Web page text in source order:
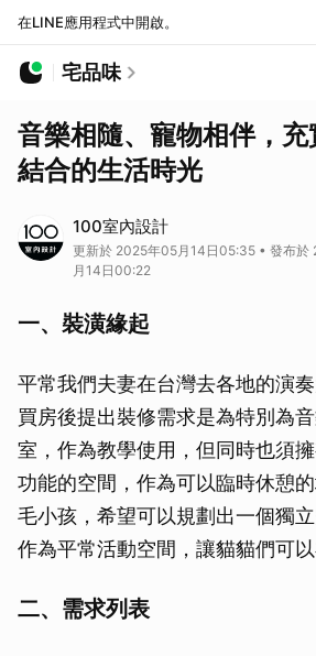
在LINE應用程式中開啟。
宅品味
音樂相隨、寵物相伴，
結合的生活時光
100室內設計
更新於 2025年05月14日05:35 • 發布於
月14日00:22
一、裝潢緣起
平常我們夫妻在台灣去各地的演
買房後提出裝修需求是為特別為
室，作為教學使用，但同時也須
功能的空間，作為可以臨時休憩
毛小孩，希望可以規劃出一個獨
作為平常活動空間，讓貓貓們可以
二、需求列表